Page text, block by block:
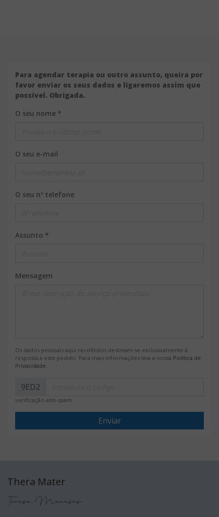
Para agendar terapia ou outro assunto, queira por
favor enviar os seus dados e ligaremos assim que
possível. Obrigada.
O seu nome *
O seu e-mail
O seu nº telefone
Assunto *
Mensagem
Os dados pessoais aqui recolhidos destinam-se exclusivamente à
resposta a este pedido. Para mais informações leia a nossa Política de
Privacidade.
9ED2
verificação anti-spam
Enviar
Thera Mater
Teresa Meneses